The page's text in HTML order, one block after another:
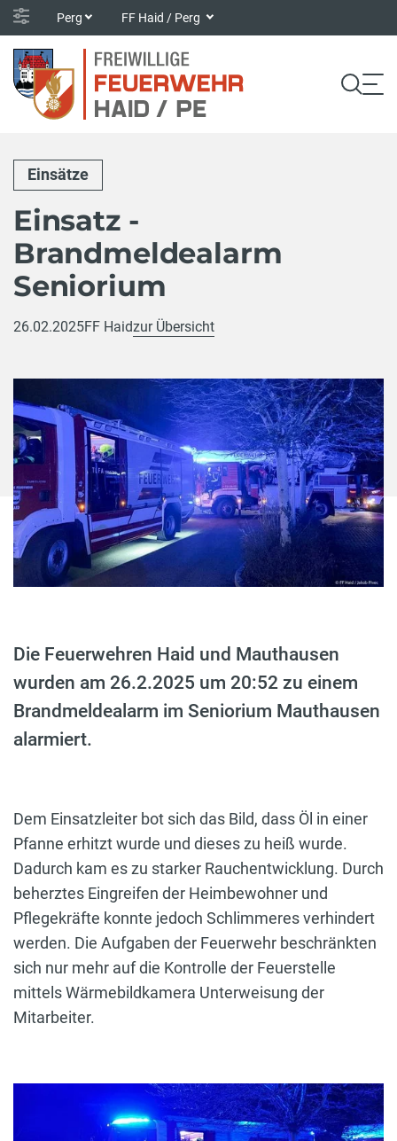
Perg FF Haid / Perg
Einsätze
Einsatz -
Brandmeldealarm
Seniorium
26.02.2025FF Haidzur Übersicht
Die Feuerwehren Haid und Mauthausen
wurden am 26.2.2025 um 20:52 zu einem
Brandmeldealarm im Seniorium Mauthausen
alarmiert.
Dem Einsatzleiter bot sich das Bild, dass Öl in einer
Pfanne erhitzt wurde und dieses zu heiß wurde.
Dadurch kam es zu starker Rauchentwicklung. Durch
beherztes Eingreifen der Heimbewohner und
Pflegekräfte konnte jedoch Schlimmeres verhindert
werden. Die Aufgaben der Feuerwehr beschränkten
sich nur mehr auf die Kontrolle der Feuerstelle
mittels Wärmebildkamera Unterweisung der
Mitarbeiter.